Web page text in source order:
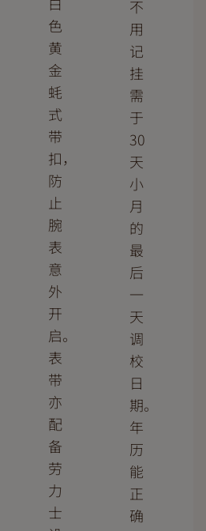
色
黄
金
蚝
式
带
扣，
防
止
腕
表
意
外
开
启。
表
带
亦
配
备
劳
力
士
不
用
记
挂
需
于
30
天
小
月
的
最
后
一
天
调
校
日
期。
年
历
能
正
确